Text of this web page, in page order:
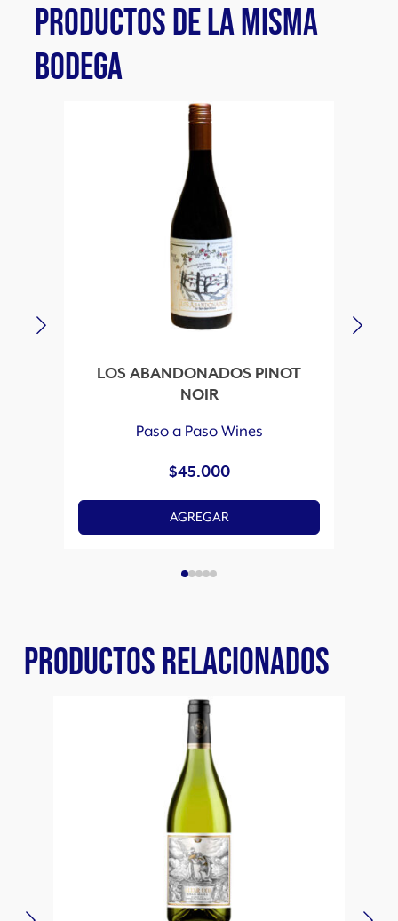
PRODUCTOS DE LA MISMA
BODEGA
LOS ABANDONADOS PINOT
NOIR
Paso a Paso Wines
$45.000
AGREGAR
PRODUCTOS RELACIONADOS